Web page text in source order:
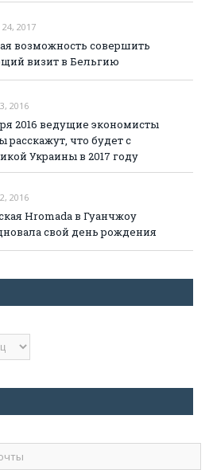
2017
возможность совершить
визит в Бельгию
2016
2016 ведущие экономисты
расскажут, что будет с
Украины в 2017 году
2016
Hromada в Гуанчжоу
свой день рождения